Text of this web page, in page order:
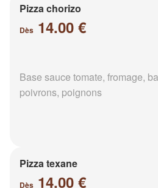
Pizza chorizo
Dès 14.00 €
Base sauce tomate, fromage,
poivrons, poignons
Pizza texane
Dès 14.00 €